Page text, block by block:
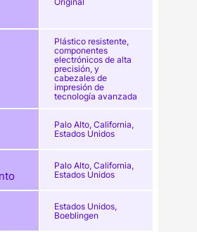
Plástico resistente,
componentes
electrónicos de alta
precisión, y
cabezales de
impresión de
tecnología avanzada
Palo Alto, California,
Estados Unidos
Palo Alto, California,
Estados Unidos
Estados Unidos,
Boeblingen